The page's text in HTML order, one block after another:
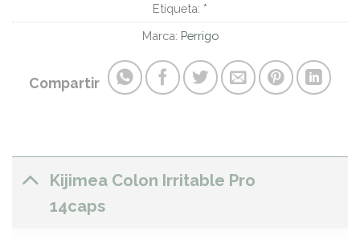
Etiqueta: *
Marca: Perrigo
Compartir
Kijimea Colon Irritable Pro
14caps